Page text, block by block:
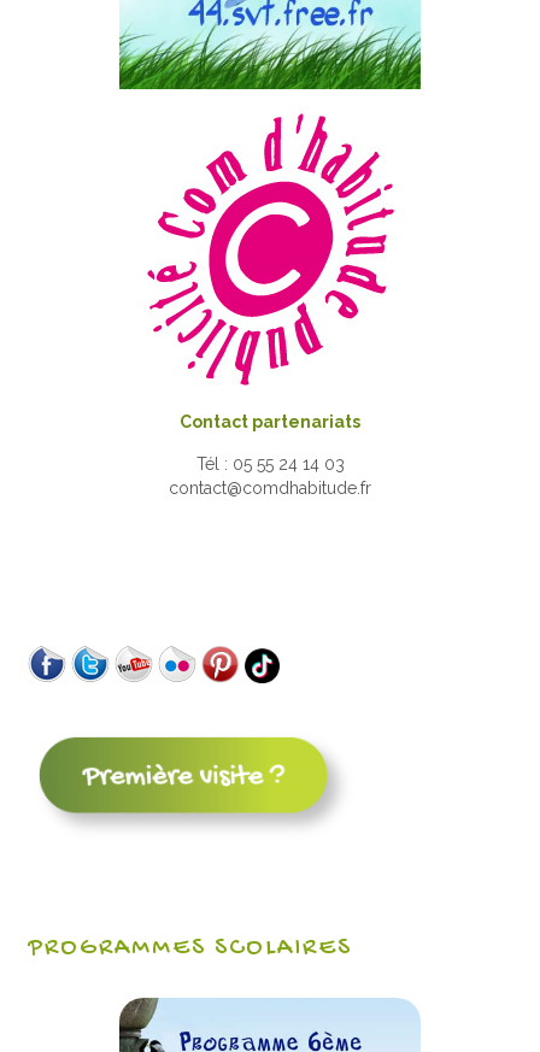
Contact partenariats
Tél : 05 55 24 14 03
contact@comdhabitude.fr
PROGRAMMES SCOLAIRES